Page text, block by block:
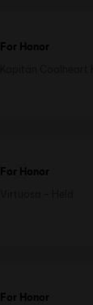
For Honor
For Honor
For Honor